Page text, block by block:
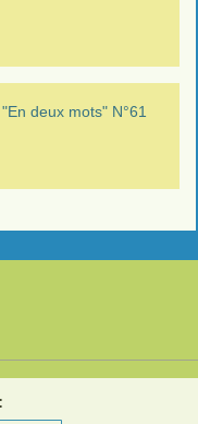
deux mots" N°61